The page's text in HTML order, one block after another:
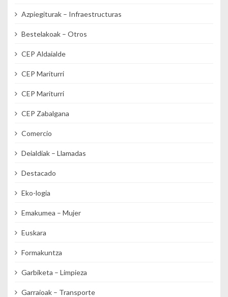
Azpiegiturak – Infraestructuras
Bestelakoak – Otros
CEP Aldaialde
CEP Mariturri
CEP Mariturri
CEP Zabalgana
Comercio
Deialdiak – Llamadas
Destacado
Eko-logia
Emakumea – Mujer
Euskara
Formakuntza
Garbiketa – Limpieza
Garraioak – Transporte